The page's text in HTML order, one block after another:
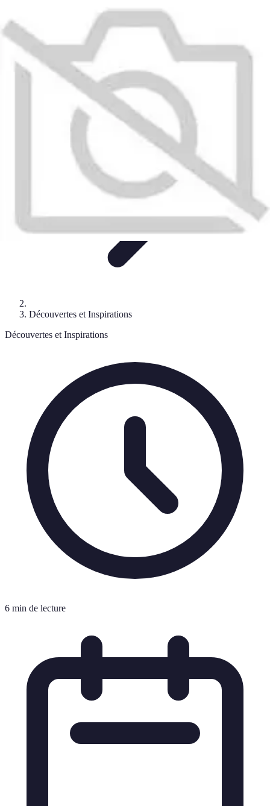
Aventures de Voyage
Expériences de Voyage
Voyage
Activités de Voyage
Expériences Voyages
Découvertes et Inspirations
Découvertes et Inspirations
6 min de lecture